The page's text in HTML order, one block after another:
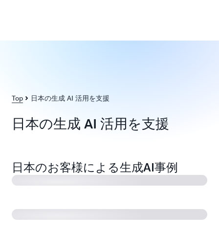
Top 日本の生成 AI 活用を支援
日本の生成 AI 活用を支援
日本のお客様による生成AI事例
ストックマーク株式会社 「これからの産業は生成AIで